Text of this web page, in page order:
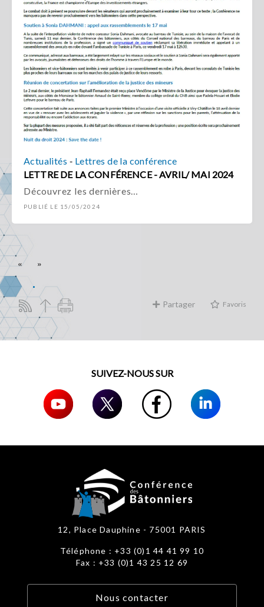
Actualités - Lettres de la conférence
LETTRE DE LA CONFÉRENCE - AVRIL/ MAI 2024
Découvrez les dernières…
PUBLIÉ LE 15/05/2024
« »
Partager Favoris
SUIVEZ-NOUS SUR
12, Place Dauphine - 75001 PARIS
Téléphone : +33 (0)1 44 41 99 10
Fax : +33 (0)1 43 25 12 69
Nous contacter